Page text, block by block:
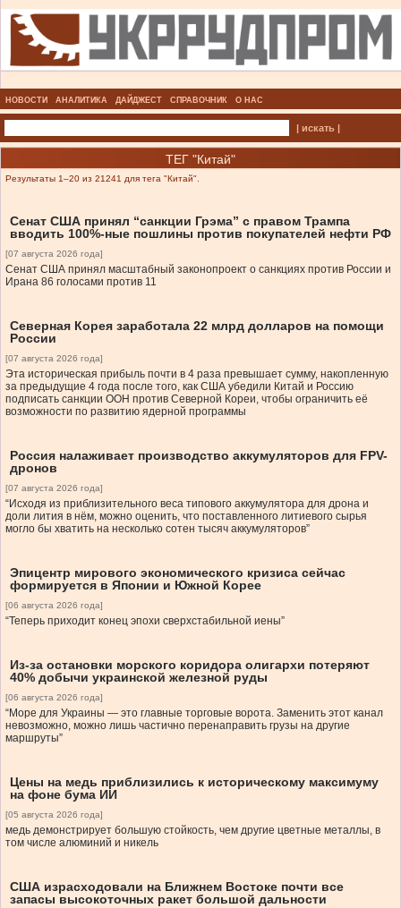
НОВОСТИ АНАЛИТИКА ДАЙДЖЕСТ СПРАВОЧНИК О НАС
| искать |
ТЕГ "Китай"
Результаты 1–20 из 21241 для тега "Китай".
Сенат США принял “санкции Грэма” с правом Трампа
вводить 100%-ные пошлины против покупателей нефти РФ
[07 августа 2026 года]
Сенат США принял масштабный законопроект о санкциях против России и
Ирана 86 голосами против 11
Северная Корея заработала 22 млрд долларов на помощи
России
[07 августа 2026 года]
Эта историческая прибыль почти в 4 раза превышает сумму, накопленную
за предыдущие 4 года после того, как США убедили Китай и Россию
подписать санкции ООН против Северной Кореи, чтобы ограничить её
возможности по развитию ядерной программы
Россия налаживает производство аккумуляторов для FPV-
дронов
[07 августа 2026 года]
“Исходя из приблизительного веса типового аккумулятора для дрона и
доли лития в нём, можно оценить, что поставленного литиевого сырья
могло бы хватить на несколько сотен тысяч аккумуляторов”
Эпицентр мирового экономического кризиса сейчас
формируется в Японии и Южной Корее
[06 августа 2026 года]
“Теперь приходит конец эпохи сверхстабильной иены”
Из-за остановки морского коридора олигархи потеряют
40% добычи украинской железной руды
[06 августа 2026 года]
“Море для Украины — это главные торговые ворота. Заменить этот канал
невозможно, можно лишь частично перенаправить грузы на другие
маршруты”
Цены на медь приблизились к историческому максимуму
на фоне бума ИИ
[05 августа 2026 года]
медь демонстрирует большую стойкость, чем другие цветные металлы, в
том числе алюминий и никель
США израсходовали на Ближнем Востоке почти все
запасы высокоточных ракет большой дальности